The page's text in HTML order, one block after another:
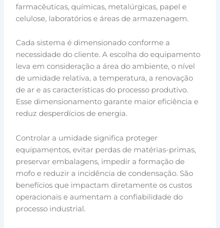
farmacêuticas, químicas, metalúrgicas, papel e
celulose, laboratórios e áreas de armazenagem.
Cada sistema é dimensionado conforme a
necessidade do cliente. A escolha do equipamento
leva em consideração a área do ambiente, o nível
de umidade relativa, a temperatura, a renovação
de ar e as características do processo produtivo.
Esse dimensionamento garante maior eficiência e
reduz desperdícios de energia.
Controlar a umidade significa proteger
equipamentos, evitar perdas de matérias-primas,
preservar embalagens, impedir a formação de
mofo e reduzir a incidência de condensação. São
benefícios que impactam diretamente os custos
operacionais e aumentam a confiabilidade do
processo industrial.